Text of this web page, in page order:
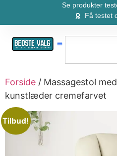
Se produkter
Få testet
Forside / Massagestol
kunstlæder cremefarvet
Tilbud!